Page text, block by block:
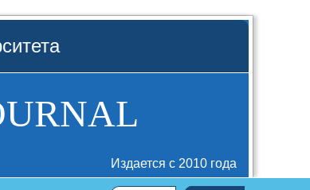
Издается с 2010 года